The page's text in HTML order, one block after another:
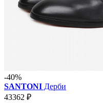
-40%
SANTONI Дерби
43362 ₽